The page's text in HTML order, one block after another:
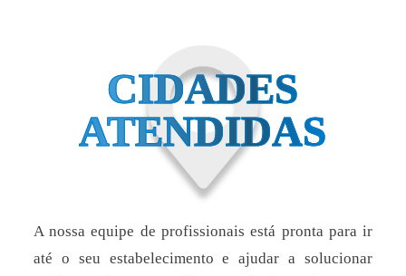
CIDADES
ATENDIDAS
A nossa equipe de profissionais está pronta para ir
até o seu estabelecimento e ajudar a solucionar